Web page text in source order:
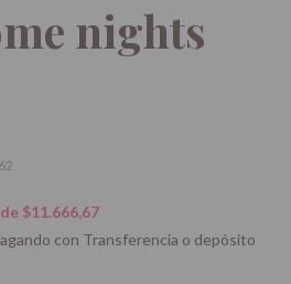
nights
$11.666,67
con Transferencia o depósito